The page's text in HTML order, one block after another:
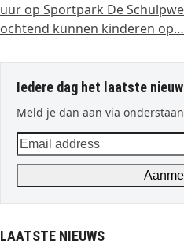
uur op Sportpark De
ochtend kunnen kinderen op…
Iedere dag het laatste
Meld je dan aan via
Email
address
LAATSTE NIEUWS